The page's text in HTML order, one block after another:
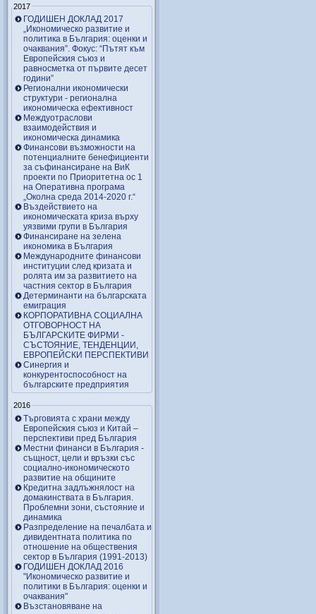
2017
ГОДИШЕН ДОКЛАД 2017
„Икономическо развитие и
политика в България: оценки и
очаквания”. Фокус: “Пътят към
Европейския съюз и
равносметка от първите десет
години”
Регионални икономически
структури - регионална
икономическа ефективност
Междуотраслови
взаимодействия и
икономическа динамика
Финансови възможности на
потенциалните бенефициенти
за съфинансиране на ВиК
проекти по Приоритетна ос 1
на Оперативна програма
„Околна среда 2014-2020 г.“
Въздействието на
икономическата криза върху
уязвими групи в България
Финансиране на зелена
икономика в България
Международните финансови
институции след кризата и
ролята им за развитието на
частния сектор в България
Детерминанти на българската
емиграция
КОРПОРАТИВНА СОЦИАЛНА
ОТГОВОРНОСТ НА
БЪЛГАРСКИТЕ ФИРМИ -
СЪСТОЯНИЕ, ТЕНДЕНЦИИ,
ЕВРОПЕЙСКИ ПЕРСПЕКТИВИ
Синергия и
конкурентоспособност на
българските предприятия
2016
Търговията с храни между
Европейския съюз и Китай –
перспективи пред България
Местни финанси в България -
същност, цели и връзки със
социално-икономическото
развитие на общините
Кредитна задлъжнялост на
домакинствата в България.
Проблемни зони, състояние и
динамика
Разпределение на печалбата и
дивидентната политика по
отношение на обществения
сектор в България (1991-2013)
ГОДИШЕН ДОКЛАД 2016
"Икономическо развитие и
политики в България: оценки и
очаквания"
Възстановяване на